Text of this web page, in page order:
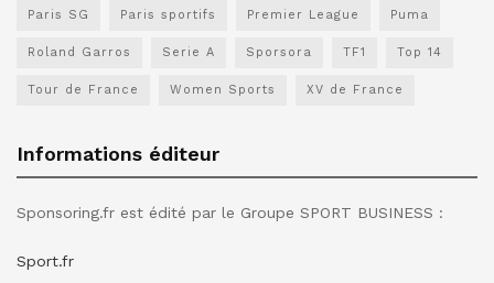
Paris SG Paris sportifs Premier League Puma
Roland Garros Serie A Sporsora TF1 Top 14
Tour de France Women Sports XV de France
Informations éditeur
Sponsoring.fr est édité par le Groupe SPORT BUSINESS :
Sport.fr